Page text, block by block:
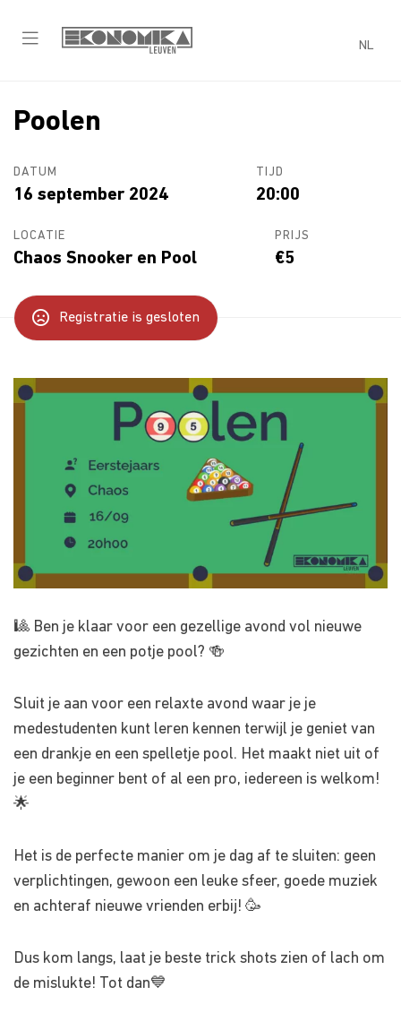
NL
Poolen
DATUM
16 september 2024
TIJD
20:00
LOCATIE
Chaos Snooker en Pool
PRIJS
€5
Registratie is gesloten
🎱 Ben je klaar voor een gezellige avond vol nieuwe
gezichten en een potje pool? 🍻
Sluit je aan voor een relaxte avond waar je je
medestudenten kunt leren kennen terwijl je geniet van
een drankje en een spelletje pool. Het maakt niet uit of
je een beginner bent of al een pro, iedereen is welkom!
🌟
Het is de perfecte manier om je dag af te sluiten: geen
verplichtingen, gewoon een leuke sfeer, goede muziek
en achteraf nieuwe vrienden erbij! 🥳
Dus kom langs, laat je beste trick shots zien of lach om
de mislukte! Tot dan💙